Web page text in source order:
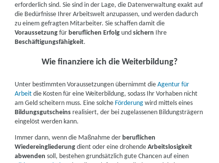
erforderlich sind. Sie sind in der Lage, die Datenverwaltung exakt auf
die Bedürfnisse Ihrer Arbeitswelt anzupassen, und werden dadurch
zu einem gefragten Mitarbeiter. Sie schaffen damit die
Voraussetzungfür beruflichen Erfolgundsichern Ihre
Beschäftigungsfähigkeit.
Wie finanziere ich die Weiterbildung?
Unter bestimmten Voraussetzungen übernimmt dieAgentur für
Arbeit die Kosten für eine Weiterbildung, sodass Ihr Vorhaben nicht
am Geld scheitern muss. Eine solche Förderung wird mittels eines
Bildungsgutscheins realisiert, der bei zugelassenen Bildungsträgern
eingelöst werden kann.
Immer dann, wenn die Maßnahme derberuflichen
Wiedereingliederung dient oder eine drohendeArbeitslosigkeit
abwenden soll, bestehen grundsätzlich gute Chancen auf einen